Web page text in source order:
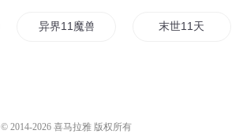
异界11魔兽 末世11天
© 2014-2026 喜马拉雅 版权所有